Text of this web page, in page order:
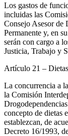
Los gastos de
incluidas las
Consejo Asesor de
Permanente y, en
serán con cargo a
Justicia, Trabajo y
Artículo 21 –
La concurrencia a
la Comisión
concepto de dietas
establezcan, de
Decreto 16/1993,